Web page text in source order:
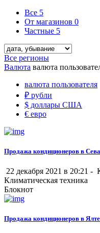
Все 5
От магазинов 0
Частные 5
Все регионы
Валюта валюта
валюта пользователя
₽ рубли
$ доллары США
€ евро
Продажа кондиционеров в
22 декабря 2021 в 20:21 -
Климатическая техника
Блокнот
Продажа кондиционеров в Ялте